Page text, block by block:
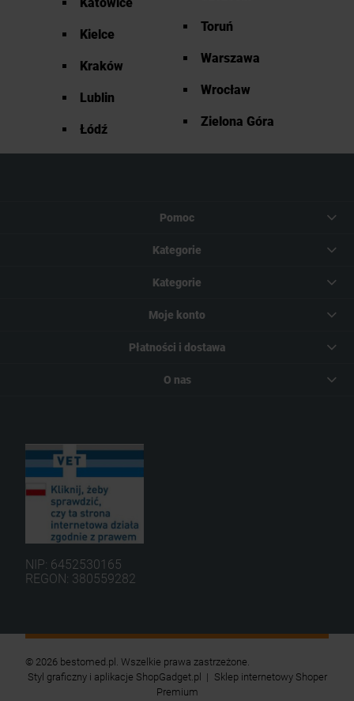
Kielce
Kraków
Lublin
Łódź
Toruń
Warszawa
Wrocław
Zielona Góra
Pomoc
Kategorie
Kategorie
Moje konto
Płatności i dostawa
O nas
NIP: 6452530165
REGON: 380559282
© 2026 bestomed.pl. Wszelkie prawa zastrzeżone.
Styl graficzny i aplikacje ShopGadget.pl
Sklep internetowy Shoper
Premium